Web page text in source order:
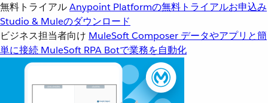
無料トライアルAnypoint Platformの無料トライアルお申込み
Studio & Muleのダウンロード
ビジネス担当者向け MuleSoft Composer データやアプリと簡
単に接続 MuleSoft RPA Botで業務を自動化